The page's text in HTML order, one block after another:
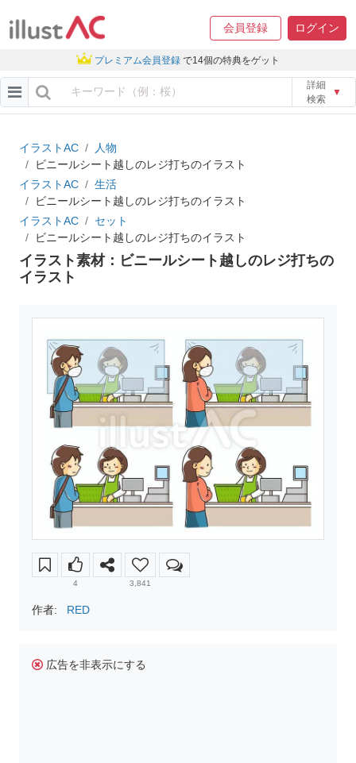
会員登録 ログイン
プレミアム会員登録 で14個の特典をゲット
詳細
検索
▼
イラストAC
人物
ビニールシート越しのレジ打ちのイラスト
イラストAC
生活
ビニールシート越しのレジ打ちのイラスト
イラストAC
セット
ビニールシート越しのレジ打ちのイラスト
イラスト素材：ビニールシート越しのレジ打ちの
イラスト
4 3,841
作者: RED
広告を非表示にする